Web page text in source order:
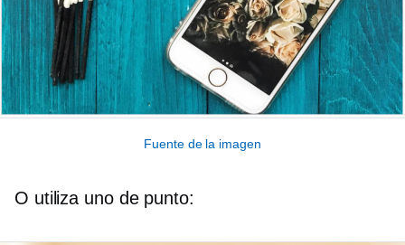
Fuente de la imagen
O utiliza uno de punto: